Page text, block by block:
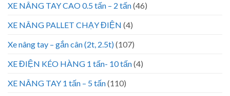
XE NÂNG TAY CAO 0.5 tấn – 2 tấn(46)
XE NÂNG PALLET CHẠY ĐIỆN (4)
Xe nâng tay – gắn cân (2t, 2.5t)(107)
XE ĐIỆN KÉO HÀNG 1 tấn- 10 tấn(4)
XE NÂNG TAY 1 tấn – 5 tấn(110)